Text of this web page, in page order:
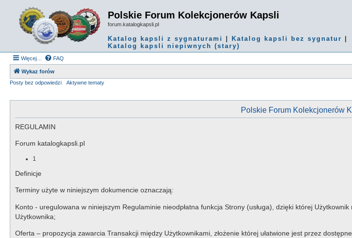
Polskie Forum Kolekcjonerów Kapsli
forum.katalogkapsli.pl
Katalog kapsli z sygnaturami Katalog kapsli bez sygnatur
Katalog kapsli niepiwnych (stary)
Więcej… FAQ
Wykaz forów
Posty bez odpowiedzi
Aktywne tematy
Polskie Forum Kolekcjonerów
REGULAMIN
Forum katalogkapsli.pl
1
Definicje
Terminy użyte w niniejszym dokumencie oznaczają:
Konto - uregulowana w niniejszym Regulaminie nieodpłatna funkcja Strony (usługa), dzięki której
Użytkownika;
Oferta – propozycja zawarcia Transakcji między Użytkownikami, złożenie której ułatwione jest przez